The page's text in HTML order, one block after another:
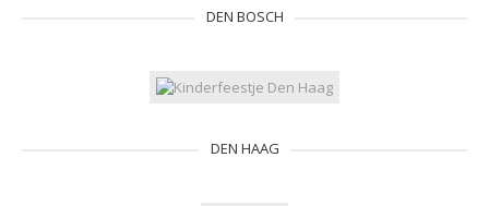
DEN BOSCH
DEN HAAG